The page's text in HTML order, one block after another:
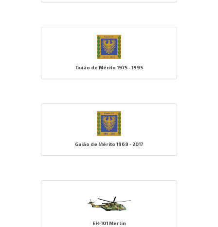
Guião de Mérito 1975 - 1995
Guião de Mérito 1969 - 2017
EH-101 Merlin